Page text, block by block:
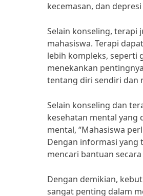
kecemasan, dan
Selain konseling, terapi
mahasiswa. Terapi
lebih kompleks, seperti
menekankan
tentang diri sendiri dan
Selain konseling dan
kesehatan mental yang
mental, “Mahasiswa
Dengan informasi yang
mencari bantuan
Dengan demikian,
sangat penting dalam